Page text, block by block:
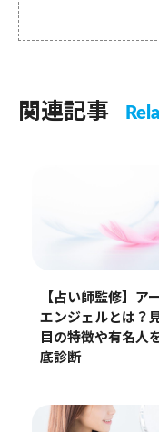
関連記事
【占い師監修】ア
エンジェルとは？
目の特徴や有名人
底診断